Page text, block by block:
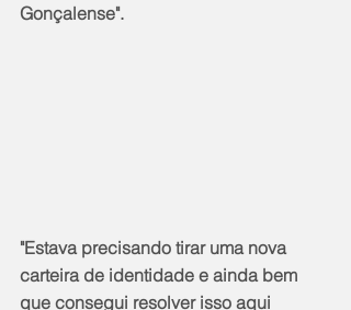
Gonçalense".
"Estava precisando tirar uma nova
carteira de identidade e ainda bem
que consegui resolver isso aqui